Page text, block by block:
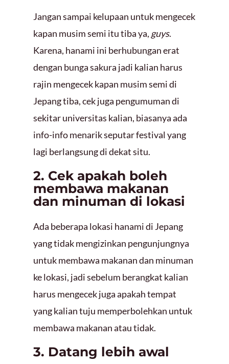
Jangan sampai kelupaan untuk mengecek
kapan musim semi itu tiba ya, guys.
Karena, hanami ini berhubungan erat
dengan bunga sakura jadi kalian harus
rajin mengecek kapan musim semi di
Jepang tiba, cek juga pengumuman di
sekitar universitas kalian, biasanya ada
info-info menarik seputar festival yang
lagi berlangsung di dekat situ.
2. Cek apakah boleh
membawa makanan
dan minuman di lokasi
Ada beberapa lokasi hanami di Jepang
yang tidak mengizinkan pengunjungnya
untuk membawa makanan dan minuman
ke lokasi, jadi sebelum berangkat kalian
harus mengecek juga apakah tempat
yang kalian tuju memperbolehkan untuk
membawa makanan atau tidak.
3. Datang lebih awal